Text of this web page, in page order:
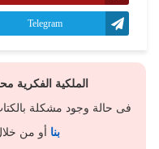
Telegram
الملكية الفكرية
فى حالة وجود مشكلة
بنا أو من